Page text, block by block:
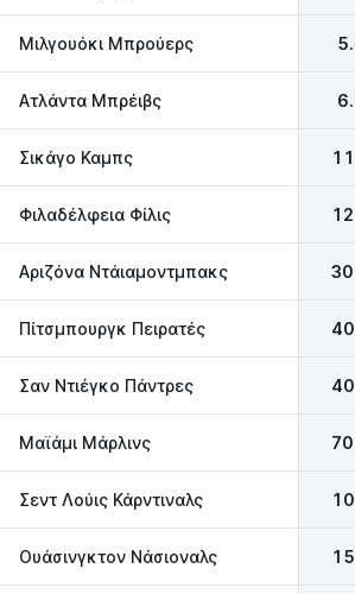
Μιλγουόκι Μπρούερς
Ατλάντα Μπρέιβς
Σικάγο Καμπς
Φιλαδέλφεια Φίλις
Αριζόνα Ντάιαμοντμπακς
Πίτσμπουργκ Πειρατές
Σαν Ντιέγκο Πάντρες
Μαϊάμι Μάρλινς
Σεντ Λούις Κάρντιναλς
Ουάσινγκτον Νάσιοναλς